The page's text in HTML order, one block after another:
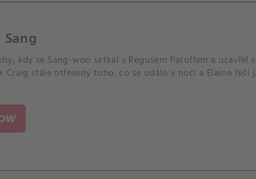
kdy se Sang-woo setkal s Regusem Patoffem a uzavřel
Craig stále otřesený toho, co se událo v noci a Elaine řeší